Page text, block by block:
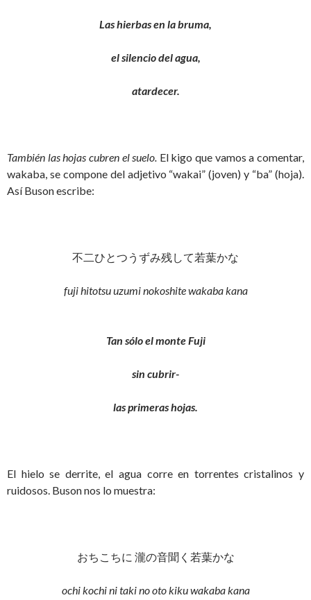
Las hierbas en la bruma,
el silencio del agua,
atardecer.
También las hojas cubren el suelo. El kigo que vamos a comentar,
wakaba, se compone del adjetivo “wakai” (joven) y “ba” (hoja).
Así Buson escribe:
不二ひとつうずみ残して若葉かな
fuji hitotsu uzumi nokoshite wakaba kana
Tan sólo el monte Fuji
sin cubrir-
las primeras hojas.
El hielo se derrite, el agua corre en torrentes cristalinos y
ruidosos. Buson nos lo muestra:
おちこちに 瀧の音聞く若葉かな
ochi kochi ni taki no oto kiku wakaba kana